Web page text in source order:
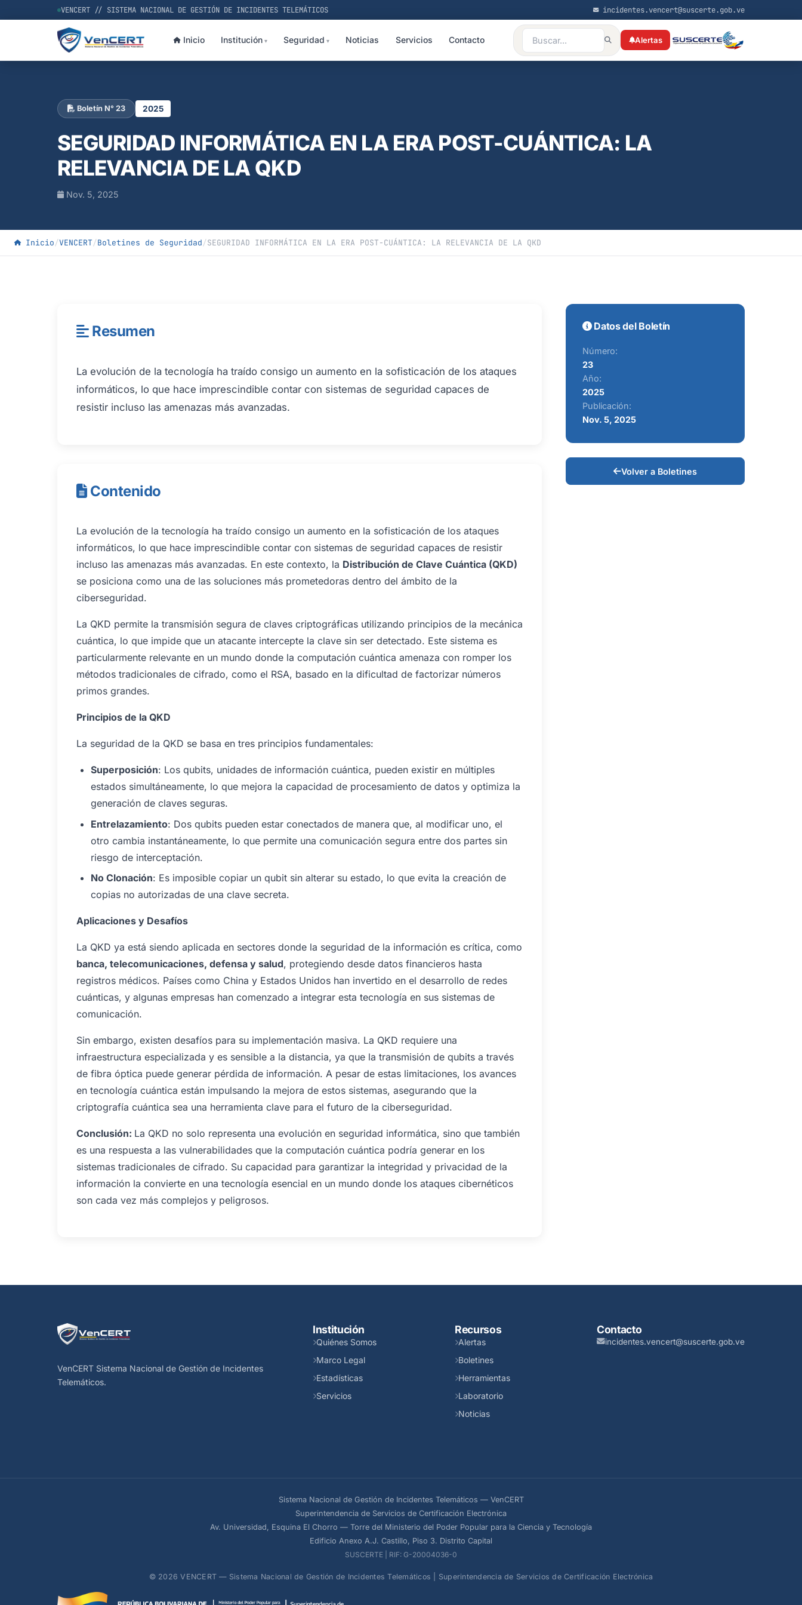
VENCERT // SISTEMA NACIONAL DE GESTIÓN DE INCIDENTES TELEMÁTICOS incidentes.vencert@suscerte.gob.ve
Inicio Institución Seguridad Noticias Servicios Contacto Alertas
Boletín N° 23 2025
SEGURIDAD INFORMÁTICA EN LA ERA POST-CUÁNTICA: LA
RELEVANCIA DE LA QKD
Nov. 5, 2025
Inicio/VENCERT/Boletines de Seguridad/SEGURIDAD INFORMÁTICA EN LA ERA POST-CUÁNTICA: LA RELEVANCIA DE LA QKD
Resumen
La evolución de la tecnología ha traído consigo un aumento en la sofisticación de los ataques
informáticos, lo que hace imprescindible contar con sistemas de seguridad capaces de
resistir incluso las amenazas más avanzadas.
Contenido
La evolución de la tecnología ha traído consigo un aumento en la sofisticación de los ataques
informáticos, lo que hace imprescindible contar con sistemas de seguridad capaces de resistir
incluso las amenazas más avanzadas. En este contexto, la Distribución de Clave Cuántica (QKD)
se posiciona como una de las soluciones más prometedoras dentro del ámbito de la
ciberseguridad.
La QKD permite la transmisión segura de claves criptográficas utilizando principios de la mecánica
cuántica, lo que impide que un atacante intercepte la clave sin ser detectado. Este sistema es
particularmente relevante en un mundo donde la computación cuántica amenaza con romper los
métodos tradicionales de cifrado, como el RSA, basado en la dificultad de factorizar números
primos grandes.
Principios de la QKD
La seguridad de la QKD se basa en tres principios fundamentales:
Superposición: Los qubits, unidades de información cuántica, pueden existir en múltiples
estados simultáneamente, lo que mejora la capacidad de procesamiento de datos y optimiza la
generación de claves seguras.
Entrelazamiento: Dos qubits pueden estar conectados de manera que, al modificar uno, el
otro cambia instantáneamente, lo que permite una comunicación segura entre dos partes sin
riesgo de interceptación.
No Clonación: Es imposible copiar un qubit sin alterar su estado, lo que evita la creación de
copias no autorizadas de una clave secreta.
Aplicaciones y Desafíos
La QKD ya está siendo aplicada en sectores donde la seguridad de la información es crítica, como
banca, telecomunicaciones, defensa y salud, protegiendo desde datos financieros hasta
registros médicos. Países como China y Estados Unidos han invertido en el desarrollo de redes
cuánticas, y algunas empresas han comenzado a integrar esta tecnología en sus sistemas de
comunicación.
Sin embargo, existen desafíos para su implementación masiva. La QKD requiere una
infraestructura especializada y es sensible a la distancia, ya que la transmisión de qubits a través
de fibra óptica puede generar pérdida de información. A pesar de estas limitaciones, los avances
en tecnología cuántica están impulsando la mejora de estos sistemas, asegurando que la
criptografía cuántica sea una herramienta clave para el futuro de la ciberseguridad.
Conclusión: La QKD no solo representa una evolución en seguridad informática, sino que también
es una respuesta a las vulnerabilidades que la computación cuántica podría generar en los
sistemas tradicionales de cifrado. Su capacidad para garantizar la integridad y privacidad de la
información la convierte en una tecnología esencial en un mundo donde los ataques cibernéticos
son cada vez más complejos y peligrosos.
Datos del Boletín
Número:
23
Año:
2025
Publicación:
Nov. 5, 2025
Volver a Boletines
VenCERT Sistema Nacional de Gestión de Incidentes
Telemáticos.
Institución
Quiénes Somos
Marco Legal
Estadísticas
Servicios
Recursos
Alertas
Boletines
Herramientas
Laboratorio
Noticias
Contacto
incidentes.vencert@suscerte.gob.ve
Sistema Nacional de Gestión de Incidentes Telemáticos — VenCERT
Superintendencia de Servicios de Certificación Electrónica
Av. Universidad, Esquina El Chorro — Torre del Ministerio del Poder Popular para la Ciencia y Tecnología
Edificio Anexo A.J. Castillo, Piso 3. Distrito Capital
SUSCERTE | RIF: G-20004036-0
© 2026 VENCERT — Sistema Nacional de Gestión de Incidentes Telemáticos | Superintendencia de Servicios de Certificación Electrónica